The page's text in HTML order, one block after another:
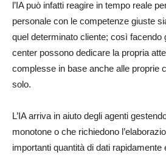
l’IA può infatti reagire in tempo reale
personale con le competenze giuste
quel determinato cliente; così facendo
center possono dedicare la propria
complesse in base anche alle proprie
solo.
L’IA arriva in aiuto degli agenti
monotone o che richiedono
importanti quantità di dati rapidamente